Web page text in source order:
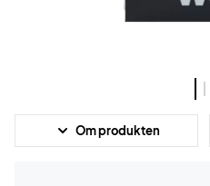
Om produkten